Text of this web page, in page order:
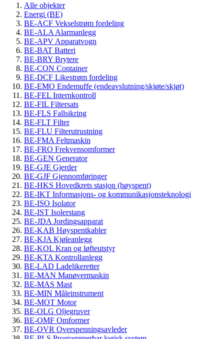
Alle objekter
Energi (BE)
BE-ACF Vekselstrøm fordeling
BE-ALA Alarmanlegg
BE-APV Apparatvogn
BE-BAT Batteri
BE-BRY Brytere
BE-CON Container
BE-DCF Likestrøm fordeling
BE-EMO Endemuffe (endeavslutning/skjøte/skjøt)
BE-FEL Internkontroll
BE-FIL Filtersats
BE-FLS Fallsikring
BE-FLT Filter
BE-FLU Filterutrustning
BE-FMA Feltmaskin
BE-FRO Frekvensomformer
BE-GEN Generator
BE-GJE Gjerder
BE-GJF Gjennomføringer
BE-HKS Hovedkrets stasjon (høyspent)
BE-IKT Informasjons- og kommunikasjonsteknologi
BE-ISO Isolator
BE-IST Isolerstang
BE-JDA Jordingsapparat
BE-KAB Høyspentkabler
BE-KJA Kjøleanlegg
BE-KOL Kran og løfteutstyr
BE-KTA Kontrollanlegg
BE-LAD Ladelikeretter
BE-MAN Manøvermaskin
BE-MAS Mast
BE-MIN Måleinstrument
BE-MOT Motor
BE-OLG Oljegruver
BE-OMF Omformer
BE-OVR Overspenningsavleder